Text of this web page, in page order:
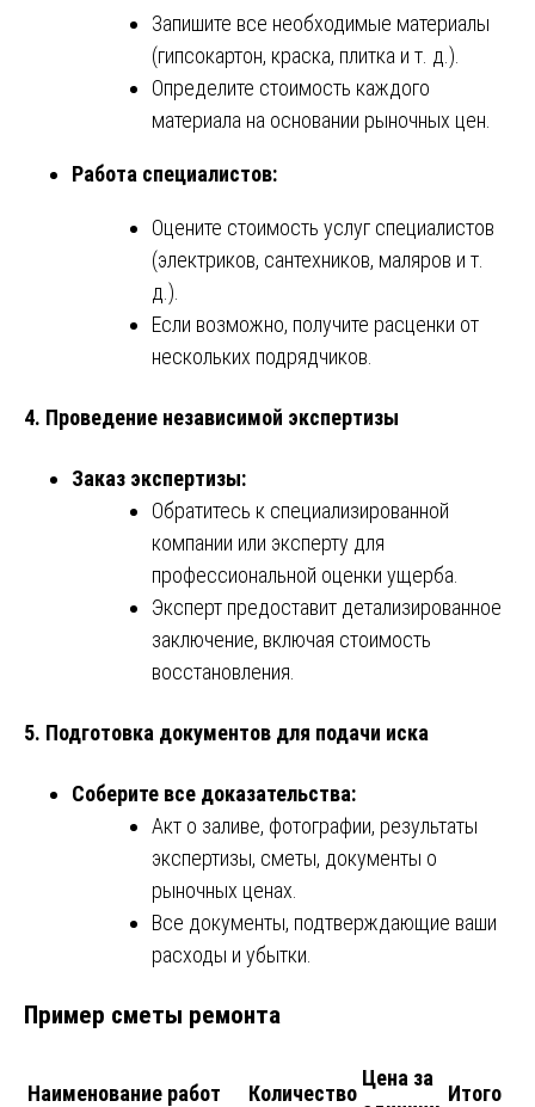
Запишите все необходимые материалы
(гипсокартон, краска, плитка и т. д.).
Определите стоимость каждого
материала на основании рыночных цен.
Работа специалистов:
Оцените стоимость услуг специалистов
(электриков, сантехников, маляров и т.
д.).
Если возможно, получите расценки от
нескольких подрядчиков.
4. Проведение независимой экспертизы
Заказ экспертизы:
Обратитесь к специализированной
компании или эксперту для
профессиональной оценки ущерба.
Эксперт предоставит детализированное
заключение, включая стоимость
восстановления.
5. Подготовка документов для подачи иска
Соберите все доказательства:
Акт о заливе, фотографии, результаты
экспертизы, сметы, документы о
рыночных ценах.
Все документы, подтверждающие ваши
расходы и убытки.
Пример сметы ремонта
Наименование работ Количество
Цена за
Итого